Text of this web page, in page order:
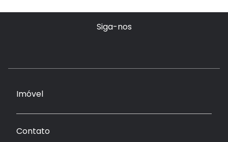
Siga-nos
Imóvel
Contato